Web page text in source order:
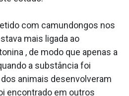
com camundongos nos
mais ligada ao
, de modo que apenas a
a substância foi
animais desenvolveram
encontrado em outros